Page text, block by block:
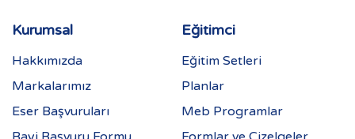
Kurumsal
Hakkımızda
Markalarımız
Eser Başvuruları
Eğitimci
Eğitim Setleri
Planlar
Meb Programlar